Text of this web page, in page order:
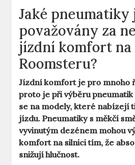
Jaké pneumatiky
považovány za
jízdní komfort na
Roomsteru?
Jízdní komfort je pro mnoho
proto je při výběru
se na modely, které nabízejí
jízdu.Pneumatiky s měkčí
vyvinutým dezénem mohou
komfort na silnici tím, že
snižují hlučnost.